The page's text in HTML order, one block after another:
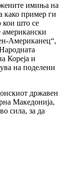
имиња на
како пример ги
кои што се
американски
Американец“,
Кореја и
на поделени
државен
Македонија,
сила, за да